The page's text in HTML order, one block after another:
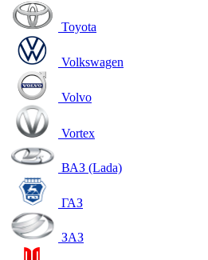
Toyota
Volkswagen
Volvo
Vortex
ВАЗ (Lada)
ГАЗ
ЗАЗ